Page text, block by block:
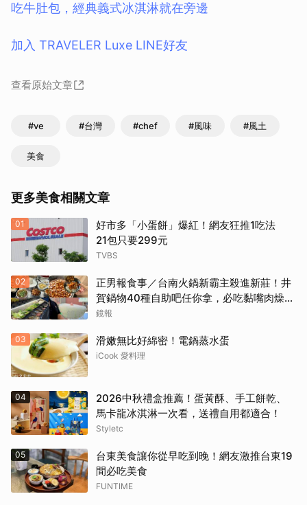
吃牛肚包，經典義式冰淇淋就在旁邊
加入 TRAVELER Luxe LINE好友
查看原始文章
#ve #台灣 #chef #風味 #風土
美食
更多美食相關文章
01
好市多「小蛋餅」爆紅！網友狂推1吃法
21包只要299元
TVBS
02
正男報食事／台南火鍋新霸主殺進新莊！井
賀鍋物40種自助吧任你拿，必吃黏嘴肉燥
飯、現做棉花糖
鏡報
03 滑嫩無比好綿密！電鍋蒸水蛋
iCook 愛料理
04
2026中秋禮盒推薦！蛋黃酥、手工餅乾、
馬卡龍冰淇淋一次看，送禮自用都適合！
Styletc
05
台東美食讓你從早吃到晚！網友激推台東19
間必吃美食
FUNTIME